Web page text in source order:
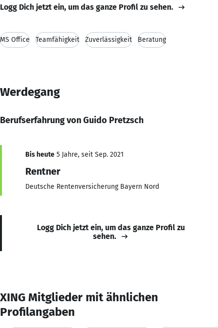
Logg Dich jetzt ein, um das ganze Profil zu sehen.
MS Office Teamfähigkeit Zuverlässigkeit Beratung
Werdegang
Berufserfahrung von Guido Pretzsch
Bis heute 5 Jahre, seit Sep. 2021
Rentner
Deutsche Rentenversicherung Bayern Nord
Logg Dich jetzt ein, um das ganze Profil zu
sehen.
XING Mitglieder mit ähnlichen
Profilangaben